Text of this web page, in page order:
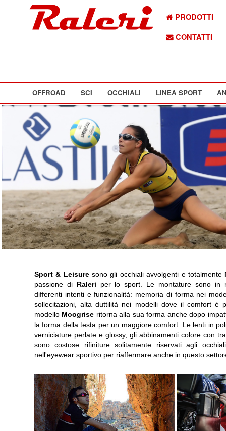
PRODOTTI
CONTATTI
OFFROAD SCI OCCHIALI LINEA SPORT
Sport & Leisuresono gli occhiali avvolgenti e totalmente
passione di Raleri per lo sport. Le montature sono in
differenti intenti e funzionalità: memoria di forma nei
sollecitazioni, alta duttilità nei modelli dove il comfort è
modello Moogrise ritorna alla sua forma anche dopo
la forma della testa per un maggiore comfort. Le lenti in
verniciature perlate e glossy, gli abbinamenti colore con
sono costose rifiniture solitamente riservati agli
nell'eyewear sportivo per riaffermare anche in questo